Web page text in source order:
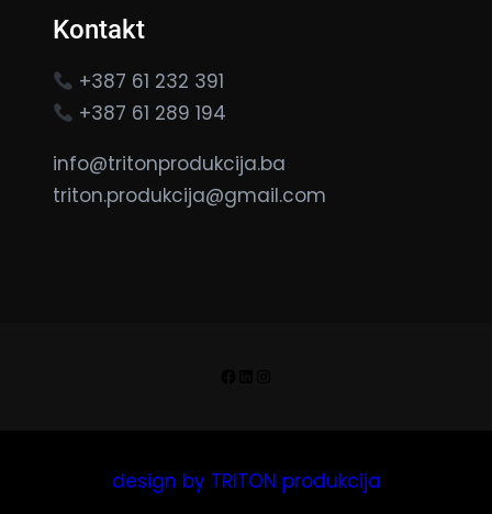
Kontakt
+387 61 232 391
+387 61 289 194
info@tritonprodukcija.ba
triton.produkcija@gmail.com
design by TRITON produkcija